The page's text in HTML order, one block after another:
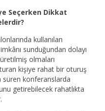
Seçerken Dikkat
kullanılan
sunduğundan dolayı
olmaları
kişiye rahat bir oturuş
süren konferanslarda
getirebilecek rahatlıkta